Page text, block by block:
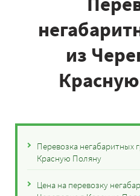
из
Перевозка негабаритных
Красную Поляну
Цена на перевозку